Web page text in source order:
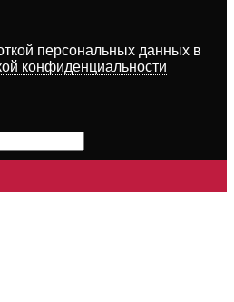
персональных данных в
конфиденциальности